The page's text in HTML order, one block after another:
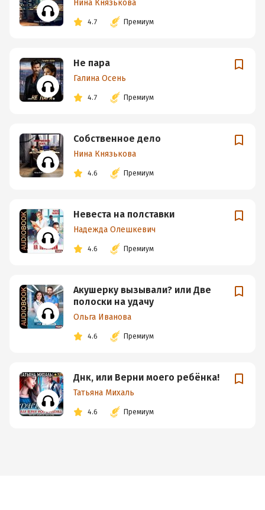
Нина Князькова
4.7 Премиум
Не пара
Галина Осень
4.7 Премиум
Собственное дело
Нина Князькова
4.6 Премиум
Невеста на полставки
Надежда Олешкевич
4.6 Премиум
Акушерку вызывали? или Две
полоски на удачу
Ольга Иванова
4.6 Премиум
Днк, или Верни моего ребёнка!
Татьяна Михаль
4.6 Премиум